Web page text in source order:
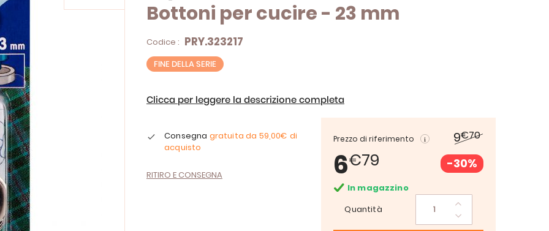
Bottoni per cucire - 23 mm
Codice : PRY.323217
FINE DELLA SERIE
Clicca per leggere la descrizione completa
Prezzo di riferimento 9€70
6€79 -30%
In magazzino
Quantità
Consegna gratuita da 59,00€ di
acquisto
RITIRO E CONSEGNA